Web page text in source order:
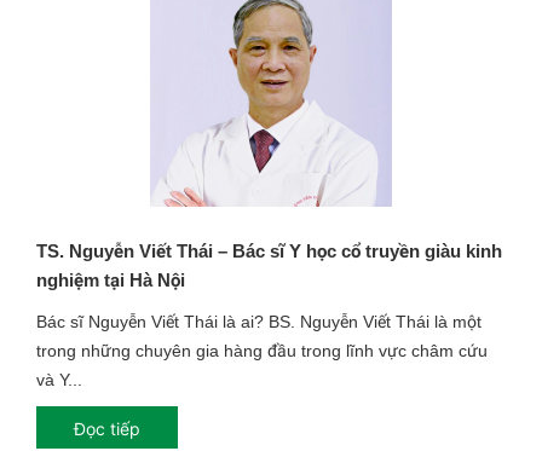
TS. Nguyễn Viết Thái – Bác sĩ Y học cổ truyền giàu kinh
nghiệm tại Hà Nội
Bác sĩ Nguyễn Viết Thái là ai? BS. Nguyễn Viết Thái là một
trong những chuyên gia hàng đầu trong lĩnh vực châm cứu
và Y...
Đọc tiếp